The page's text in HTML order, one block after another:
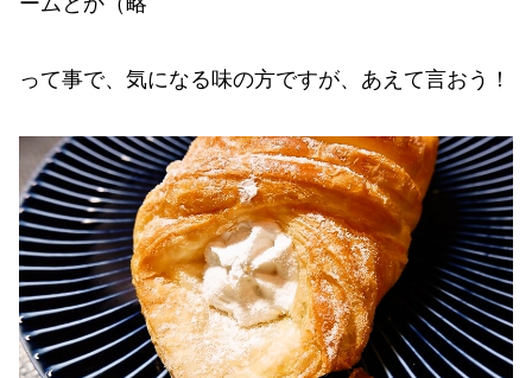
って事で、気になる味の方ですが、あえて言おう！